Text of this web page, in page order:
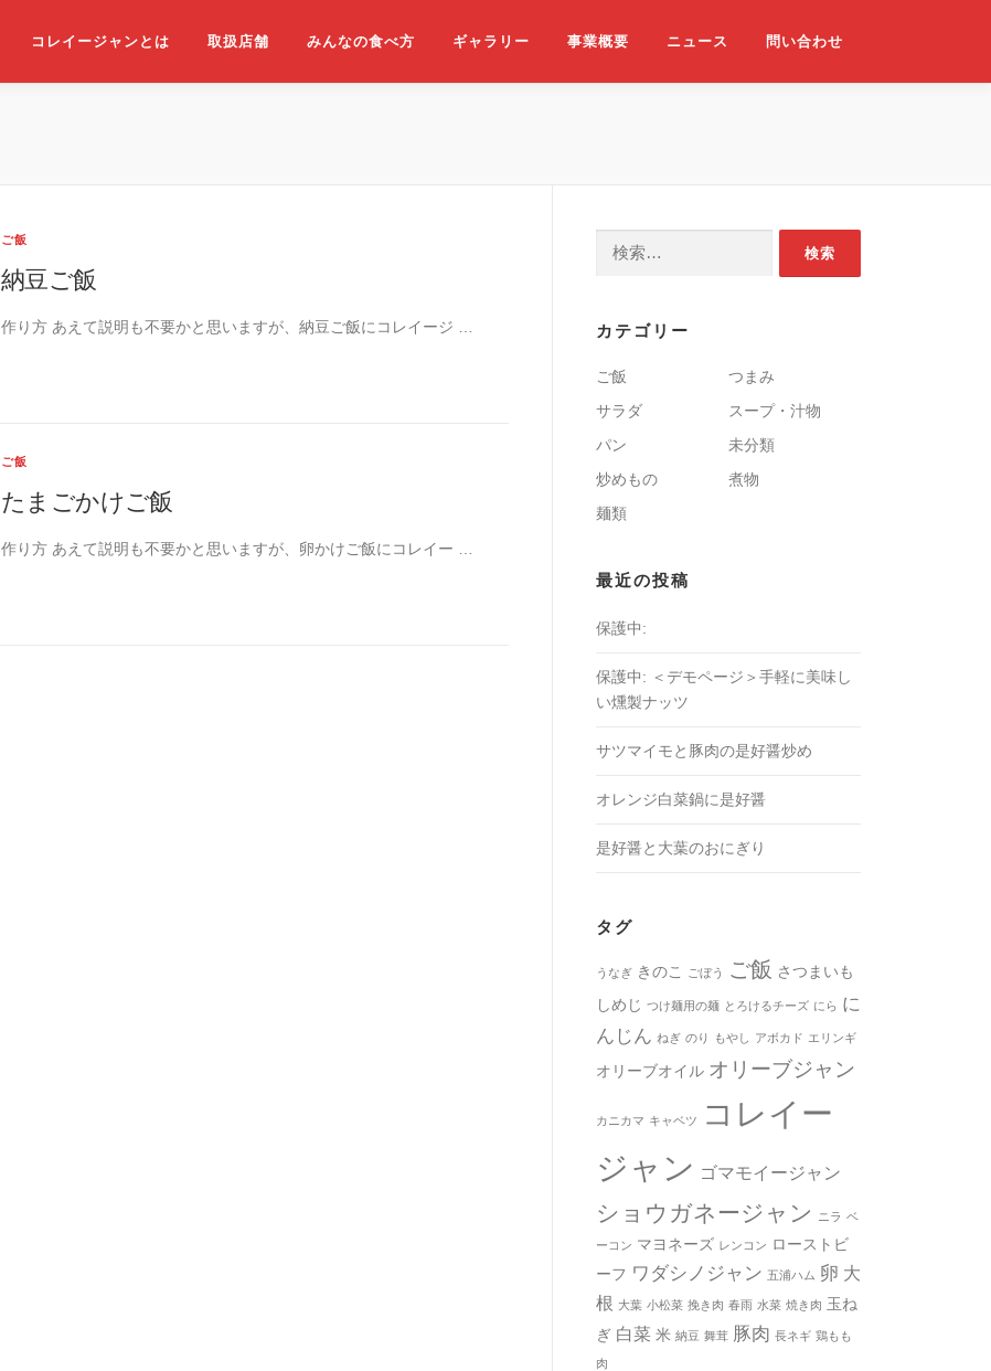
コレイージャンとは 取扱店舗 みんなの食べ方 ギャラリー 事業概要 ニュース 問い合わせ
ご飯
納豆ご飯
作り方 あえて説明も不要かと思いますが、納豆ご飯にコレイージ …
ご飯
たまごかけご飯
作り方 あえて説明も不要かと思いますが、卵かけご飯にコレイー …
検索:
カテゴリー
ご飯
つまみ
サラダ
スープ・汁物
パン
未分類
炒めもの
煮物
麺類
最近の投稿
保護中:
保護中: ＜デモページ＞手軽に美味し
い燻製ナッツ
サツマイモと豚肉の是好醤炒め
オレンジ白菜鍋に是好醤
是好醤と大葉のおにぎり
タグ
うなぎ きのこ ごぼう ご飯 さつまいも
しめじ つけ麺用の麺 とろけるチーズ にら に
んじん ねぎ のり もやし アボカド エリンギ
オリーブオイル オリーブジャン
カニカマ キャベツ
コレイー
ジャン ゴマモイージャン
ショウガネージャン ニラ ベ
ーコン マヨネーズ レンコン ローストビ
ーフ ワダシノジャン 五浦ハム 卵 大
根 大葉 小松菜 挽き肉 春雨 水菜 焼き肉 玉ね
ぎ 白菜 米 納豆 舞茸 豚肉 長ネギ 鶏もも
肉